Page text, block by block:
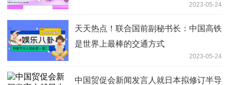
2023-05-24
天天热点！联合国前副秘书长：中国高铁
是世界上最棒的交通方式
2023-05-24
中国贸促会新闻发言人就日本拟修订半导